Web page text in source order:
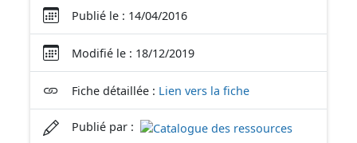
Publié le : 14/04/2016
Modifié le : 18/12/2019
Fiche détaillée : Lien vers la fiche
Publié par :